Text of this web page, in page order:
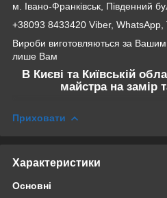
м. Івано-Франківськ, Південний
+38093 8433420 Viber, WhatsApp,
Вироби виготовляються за
лише Вам
В Києві та Київській
майстра на замір
Приховати
Характеристики
Основні